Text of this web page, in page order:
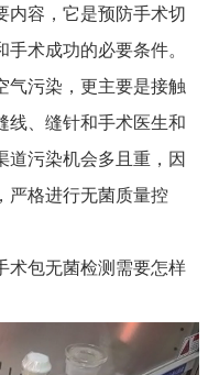
内容，它是预防手术切
术成功的必要条件。
气污染，更主要是接触
线、缝针和手术医生和
道污染机会多且重，因
严格进行无菌质量控
术包无菌检测需要怎样